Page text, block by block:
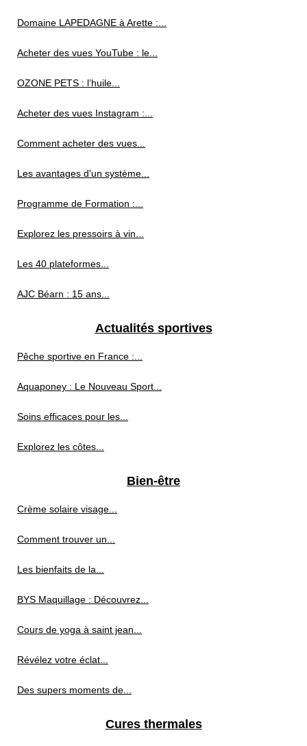
Domaine LAPEDAGNE à Arette :...
Acheter des vues YouTube : le...
OZONE PETS : l’huile...
Acheter des vues Instagram :...
Comment acheter des vues...
Les avantages d'un système...
Programme de Formation :...
Explorez les pressoirs à vin...
Les 40 plateformes...
AJC Béarn : 15 ans...
Actualités sportives
Pêche sportive en France :...
Aquaponey : Le Nouveau Sport...
Soins efficaces pour les...
Explorez les côtes...
Bien-être
Crème solaire visage...
Comment trouver un...
Les bienfaits de la...
BYS Maquillage : Découvrez...
Cours de yoga à saint jean...
Révélez votre éclat...
Des supers moments de...
Cures thermales